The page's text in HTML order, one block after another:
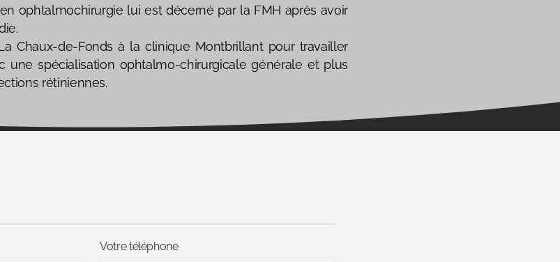
ophtalmochirurgie lui est décerné par la FMH après avoir
Chaux-de-Fonds à la clinique Montbrillant pour travailler
une spécialisation ophtalmo-chirurgicale générale et plus
rétiniennes.
Votre téléphone